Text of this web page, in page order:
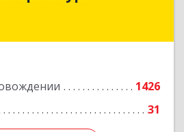
1426
31
обл, Екатеринбург г, 8